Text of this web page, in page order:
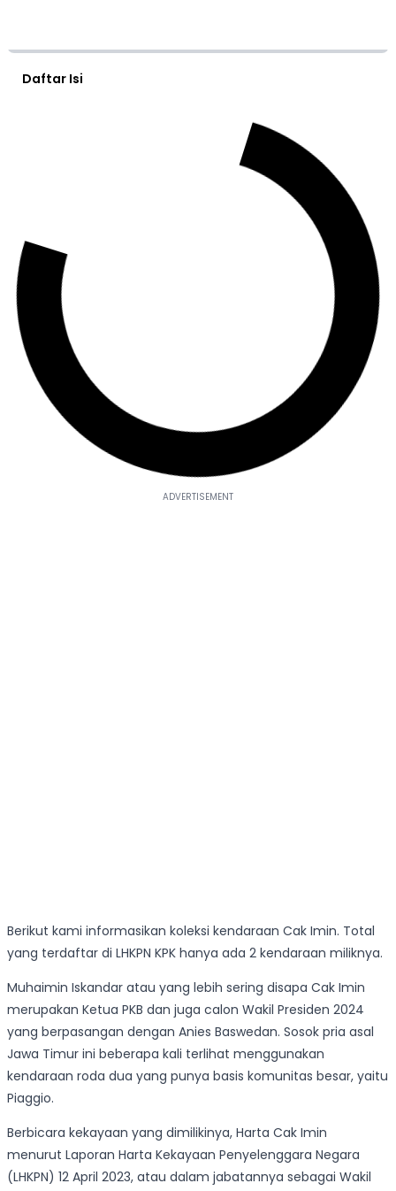
Daftar Isi
Berikut kami informasikan koleksi kendaraan Cak Imin. Total
yang terdaftar di LHKPN KPK hanya ada 2 kendaraan miliknya.
Muhaimin Iskandar atau yang lebih sering disapa Cak Imin
merupakan Ketua PKB dan juga calon Wakil Presiden 2024
yang berpasangan dengan Anies Baswedan. Sosok pria asal
Jawa Timur ini beberapa kali terlihat menggunakan
kendaraan roda dua yang punya basis komunitas besar, yaitu
Piaggio.
Berbicara kekayaan yang dimilikinya, Harta Cak Imin
menurut Laporan Harta Kekayaan Penyelenggara Negara
(LHKPN) 12 April 2023, atau dalam jabatannya sebagai Wakil